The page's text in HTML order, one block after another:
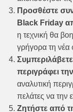
Προσθέστε
Black Friday
η τεχνική θα
γρήγορα τη
περιγράφει
αναλυτική
πελάτες να την
Ζητήστε από